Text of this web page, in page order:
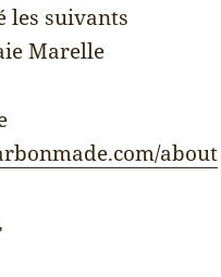
les suivants
Marelle
about